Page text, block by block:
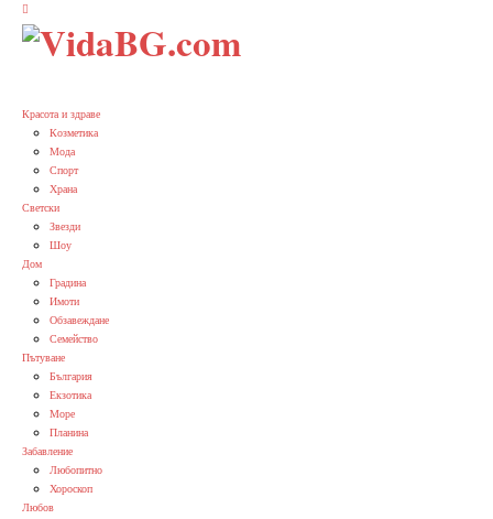
Красота и здраве
Козметика
Мода
Спорт
Храна
Светски
Звезди
Шоу
Дом
Градина
Имоти
Обзавеждане
Семейство
Пътуване
България
Екзотика
Море
Планина
Забавление
Любопитно
Хороскоп
Любов